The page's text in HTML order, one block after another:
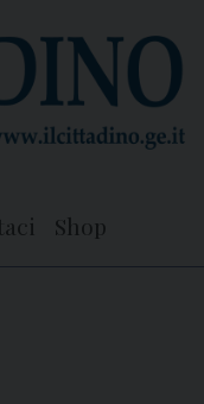
Shop